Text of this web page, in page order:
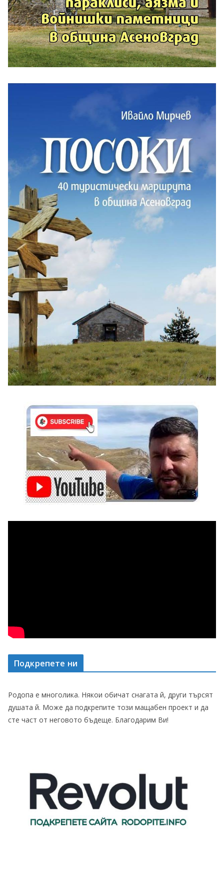
Подкрепете ни
Родопа е многолика. Някои обичат снагата й, други търсят
душата й. Може да подкрепите този мащабен проект и да
сте част от неговото бъдеще. Благодарим Ви!